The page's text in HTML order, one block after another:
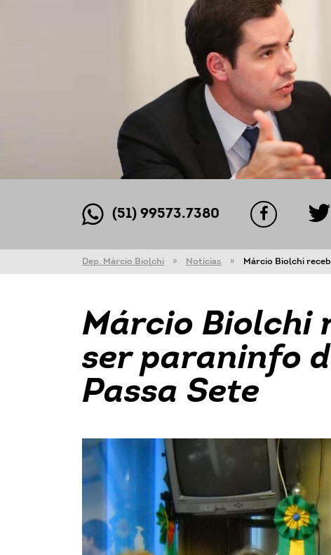
(51) 99573.7380
Dep. Márcio Biolchi Notícias Márcio Biolchi
Márcio Biolchi
ser paraninfo
Passa Sete